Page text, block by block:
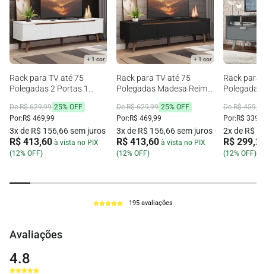
+ 1 cor
Rack para TV até 75
Polegadas 2 Portas 1
Gaveta Branco Madesa
Reims
De R$ 629,99 25% OFF
Por: R$ 469,99
3x de R$ 156,66 sem juros
R$ 413,60 à vista no PIX
(12% OFF)
+ 1 cor
Rack para TV até 75
Polegadas Madesa Reims
Preto 2 Portas 1 Gaveta
De R$ 629,99 25% OFF
Por: R$ 469,99
3x de R$ 156,66 sem juros
R$ 413,60 à vista no PIX
(12% OFF)
Rack para
Polegadas
De R$ 459,99
Por: R$
2x de R$
R$ 299,20
(12% OFF)
195 avaliações
Avaliações
4.8